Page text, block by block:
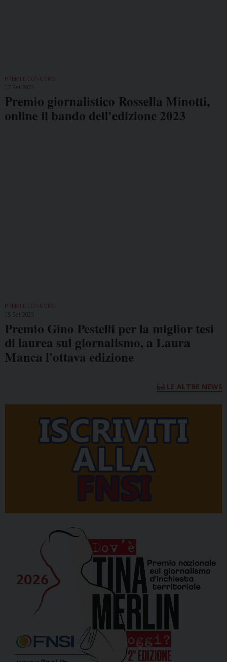
PREMI E CONCORSI
Premio giornalistico Rossella Minotti,
online il bando dell'edizione 2023
PREMI E CONCORSI
Premio Gino Pestelli per la miglior tesi
di laurea sul giornalismo, a Laura
Manca l'ottava edizione
LE ALTRE NEWS